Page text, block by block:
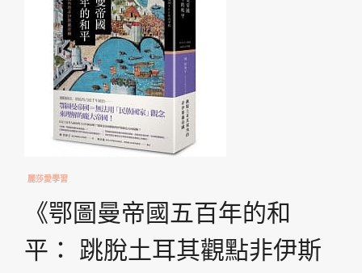
麗莎愛學習
《鄂圖曼帝國五百年的和
平： 跳脫土耳其觀點非伊斯